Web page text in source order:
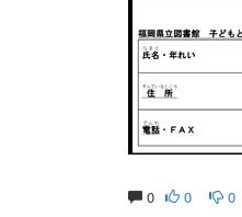
0 0 0